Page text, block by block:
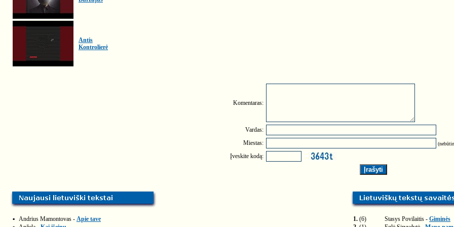
Antis
Kontrolierė
Komentaras:
Vardas:
Miestas:
Įveskite kodą:
▪ Andrius Mamontovas - Apie tave
1. (6) Stasys Povilaitis - Giminės